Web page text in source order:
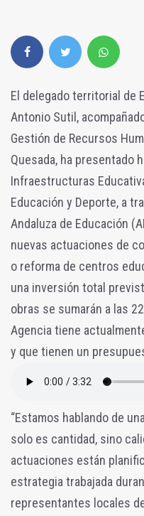
El delegado territorial de
Antonio Sutil,
Gestión de Recursos
Quesada, ha presentado
Infraestructuras
Educación y Deporte, a
Andaluza de Educación
nuevas actuaciones de
o reforma de centros
una inversión total
obras se sumarán a las
Agencia tiene
y que tienen un
“Estamos hablando de
solo es cantidad, sino
actuaciones están
estrategia trabajada
representantes locales